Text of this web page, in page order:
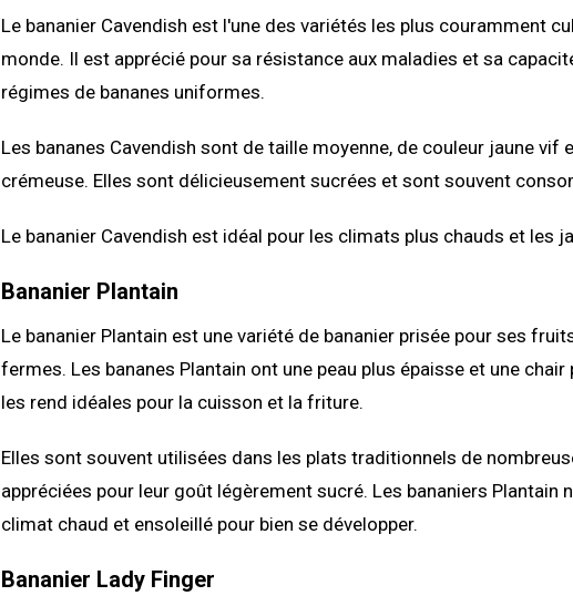
Le bananier Cavendish est l'une des variétés les plus couramment
monde. Il est apprécié pour sa résistance aux maladies et sa
régimes de bananes uniformes.
Les bananes Cavendish sont de taille moyenne, de couleur jaune vif
crémeuse. Elles sont délicieusement sucrées et sont souvent
Le bananier Cavendish est idéal pour les climats plus chauds et les
Bananier Plantain
Le bananier Plantain est une variété de bananier prisée pour ses
fermes. Les bananes Plantain ont une peau plus épaisse et une chair
les rend idéales pour la cuisson et la friture.
Elles sont souvent utilisées dans les plats traditionnels de
appréciées pour leur goût légèrement sucré. Les bananiers Plantain
climat chaud et ensoleillé pour bien se développer.
Bananier Lady Finger